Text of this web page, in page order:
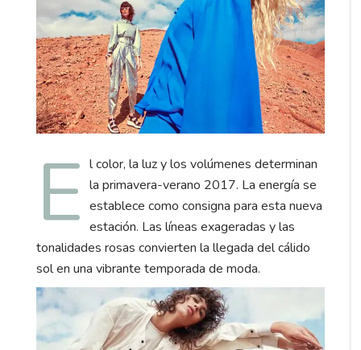
E l color, la luz y los volúmenes determinan
la primavera-verano 2017. La energía se
establece como consigna para esta nueva
estación. Las líneas exageradas y las
tonalidades rosas convierten la llegada del cálido
sol en una vibrante temporada de moda.